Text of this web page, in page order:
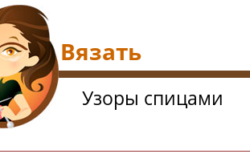
Узоры спицами